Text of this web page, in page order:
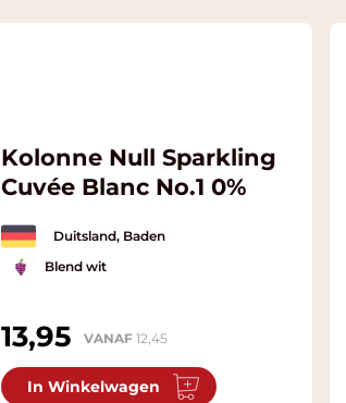
Kolonne Null Sparkling
Cuvée Blanc No.1 0%
Duitsland, Baden
Blend wit
13,95 VANAF 12,45
In Winkelwagen